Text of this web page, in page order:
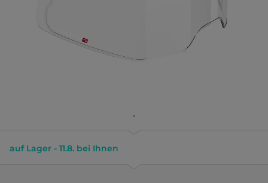
auf Lager - 11.8. bei Ihnen